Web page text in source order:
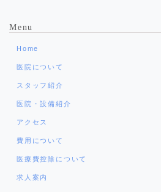
Menu
Home
医院について
スタッフ紹介
医院・設備紹介
アクセス
費用について
医療費控除について
求人案内